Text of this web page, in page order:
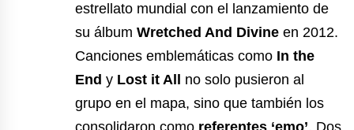
estrellato mundial con el lanzamiento de
su álbum Wretched And Divine en 2012.
Canciones emblemáticas como In the
End y Lost it All
no solo pusieron al
grupo en el mapa, sino que también los